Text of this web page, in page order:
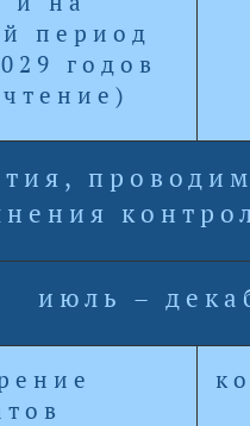
период
годов
июль –